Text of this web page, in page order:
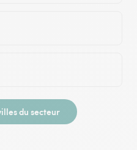
du secteur